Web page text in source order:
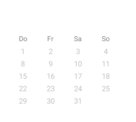
Do Fr Sa So
1 2 3
4
8 9 10
11
15 16 17
18
22 23 24
25
29 30 31